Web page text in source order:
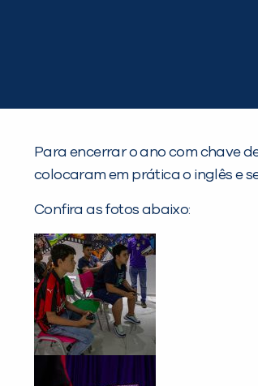
Para encerrar o ano com chave
colocaram em prática o inglês e
Confira as fotos abaixo: